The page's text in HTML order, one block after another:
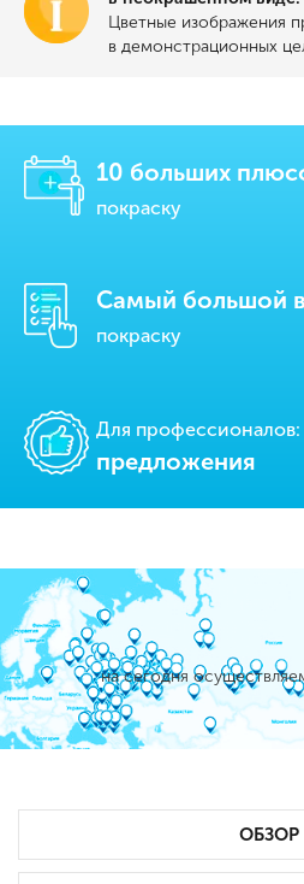
Цветные изображения
в демонстрационных
10 больших
покраску
Самый большой
покраску
Для профессионалов:
предложения
на сегодня
ОБЗОР